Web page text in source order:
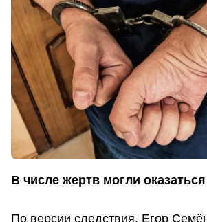
В числе жертв могли
По версии следствия, Егор